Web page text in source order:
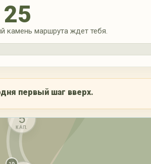
камень маршрута ждет тебя.
первый шаг вверх.
5
КАП.
КАП.